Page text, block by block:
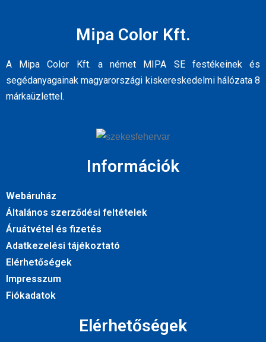
Mipa Color Kft.
A Mipa Color Kft. a német MIPA SE festékeinek és
segédanyagainak magyarországi kiskereskedelmi hálózata 8
márkaüzlettel.
Információk
Webáruház
Általános szerződési feltételek
Áruátvétel és fizetés
Adatkezelési tájékoztató
Elérhetőségek
Impresszum
Fiókadatok
Elérhetőségek